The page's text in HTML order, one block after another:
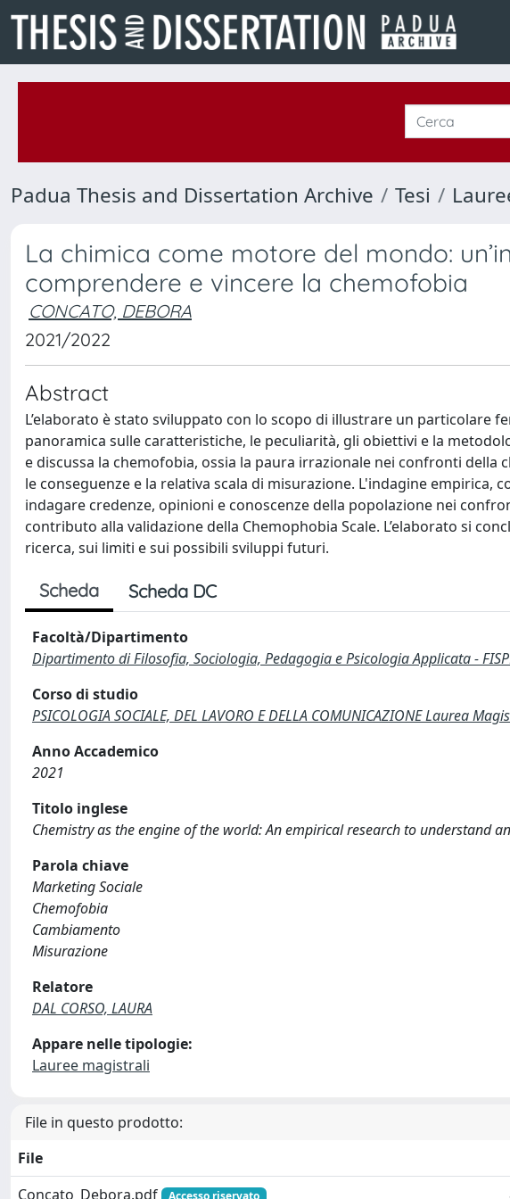
Padua Thesis and Dissertation Archive Tesi
La chimica come motore del mondo:
comprendere e vincere la chemofobia
CONCATO, DEBORA
2021/2022
Abstract
L’elaborato è stato sviluppato con lo scopo di illustrare un particolare
panoramica sulle caratteristiche, le peculiarità, gli obiettivi e la
e discussa la chemofobia, ossia la paura irrazionale nei confronti della
le conseguenze e la relativa scala di misurazione. L'indagine empirica,
indagare credenze, opinioni e conoscenze della popolazione nei
contributo alla validazione della Chemophobia Scale. L’elaborato si
ricerca, sui limiti e sui possibili sviluppi futuri.
Scheda Scheda DC
Facoltà/Dipartimento
Dipartimento di Filosofia, Sociologia, Pedagogia e Psicologia Applicata -
Corso di studio
PSICOLOGIA SOCIALE, DEL LAVORO E DELLA COMUNICAZIONE Laurea
Anno Accademico
2021
Titolo inglese
Chemistry as the engine of the world: An empirical research to understand
Parola chiave
Marketing Sociale
Chemofobia
Cambiamento
Misurazione
Relatore
DAL CORSO, LAURA
Appare nelle tipologie:
Lauree magistrali
File in questo prodotto:
File
Concato_Debora.pdf
Accesso riservato